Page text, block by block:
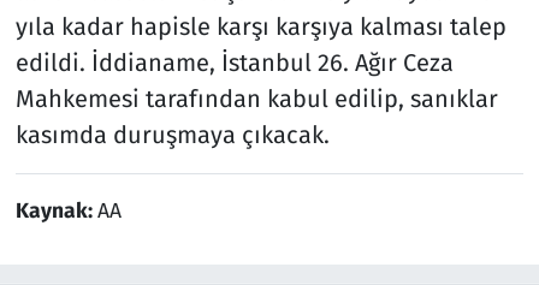
yıla kadar hapisle karşı karşıya kalması talep
edildi. İddianame, İstanbul 26. Ağır Ceza
Mahkemesi tarafından kabul edilip, sanıklar
kasımda duruşmaya çıkacak.
Kaynak:AA